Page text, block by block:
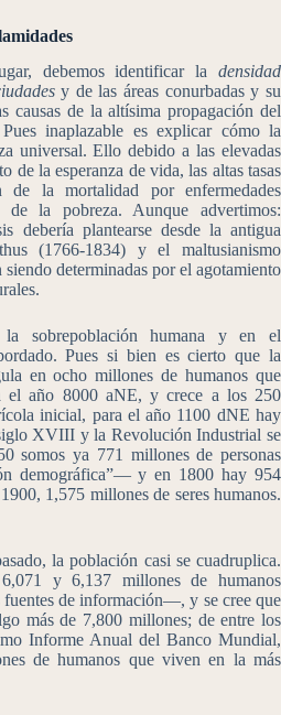
debemos identificar la densidad
y de las áreas conurbadas y su
causas de la altísima propagación del
inaplazable es explicar cómo la
universal. Ello debido a las elevadas
de la esperanza de vida, las altas tasas
la mortalidad por enfermedades
la pobreza. Aunque advertimos:
debería plantearse desde la antigua
(1766-1834) y el maltusianismo
determinadas por el agotamiento
sobrepoblación humana y en el
Pues si bien es cierto que la
en ocho millones de humanos que
el año 8000 aNE, y crece a los 250
inicial, para el año 1100 dNE hay
XVIII y la Revolución Industrial se
somos ya 771 millones de personas
demográfica”― y en 1800 hay 954
1,575 millones de seres humanos.
la población casi se cuadruplica.
y 6,137 millones de humanos
de información―, y se cree que
más de 7,800 millones; de entre los
Informe Anual del Banco Mundial,
de humanos que viven en la más